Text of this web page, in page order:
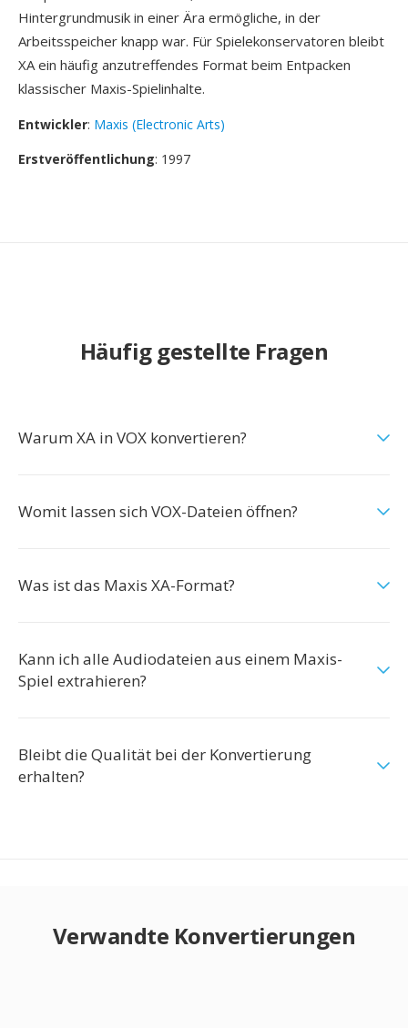
Hintergrundmusik in einer Ära ermögliche, in der
Arbeitsspeicher knapp war. Für Spielekonservatoren bleibt
XA ein häufig anzutreffendes Format beim Entpacken
klassischer Maxis-Spielinhalte.
Entwickler: Maxis (Electronic Arts)
Erstveröffentlichung: 1997
Häufig gestellte Fragen
Warum XA in VOX konvertieren?
Womit lassen sich VOX-Dateien öffnen?
Was ist das Maxis XA-Format?
Kann ich alle Audiodateien aus einem Maxis-
Spiel extrahieren?
Bleibt die Qualität bei der Konvertierung
erhalten?
Verwandte Konvertierungen